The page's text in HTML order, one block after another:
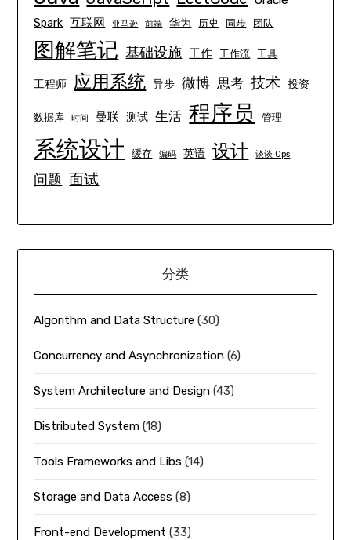
Spark 互联网 亚马逊 前端 华为 历史 同步 团队
图解笔记 基础设施 工作 工作流 工具
工程师 应用系统 异步 微博 思考 技术 投资
数据库 时间 曼联 测试 生活 程序员 管理
系统设计 缓存 编码 英语 设计 谈谈 Ops
问题 面试
分类
Algorithm and Data Structure (30)
Concurrency and Asynchronization (6)
System Architecture and Design (43)
Distributed System (18)
Tools Frameworks and Libs (14)
Storage and Data Access (8)
Front-end Development (33)